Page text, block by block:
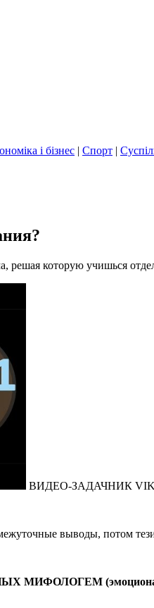
і бізнес | Спорт |
решая которую учишься
ВИДЕО-ЗАДАЧНИК
выводы, потом
МИФОЛОГЕМ